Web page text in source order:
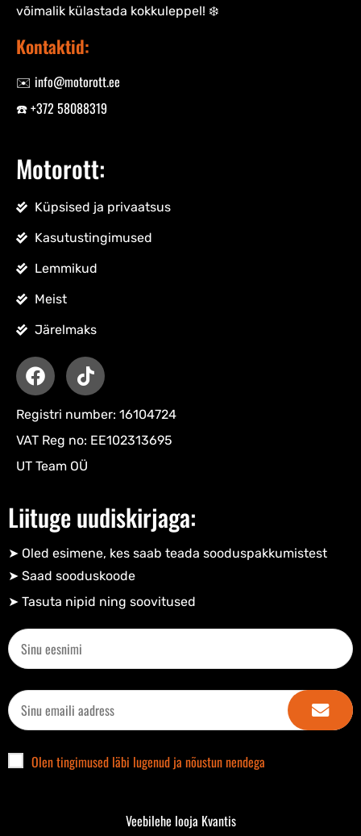
võimalik külastada kokkuleppel! ❄️
Kontaktid:
✉️ info@motorott.ee
☎️ +372 58088319
Motorott:
Küpsised ja privaatsus
Kasutustingimused
Lemmikud
Meist
Järelmaks
Registri number: 16104724
VAT Reg no: EE102313695
UT Team OÜ
Liituge uudiskirjaga:
➤ Oled esimene, kes saab teada sooduspakkumistest
➤ Saad sooduskoode​
➤ Tasuta nipid ning soovitused​
Olen tingimused läbi lugenud ja nõustun nendega
Veebilehe looja Kvantis